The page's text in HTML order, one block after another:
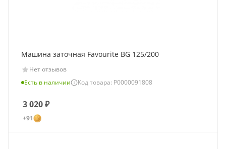
Машина заточная Favourite BG 125/200
Нет отзывов
Есть в наличии
Код товара: Р0000091808
3 020₽
+91